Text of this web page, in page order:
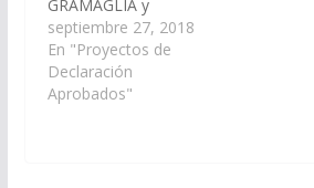
GRAMAGLIA y
diputado Antonio
Otero, viendo con
agrado que el Poder
Ejecutivo Provincial,
septiembre 27, 2018
En "Proyectos de
Declaración
Aprobados"